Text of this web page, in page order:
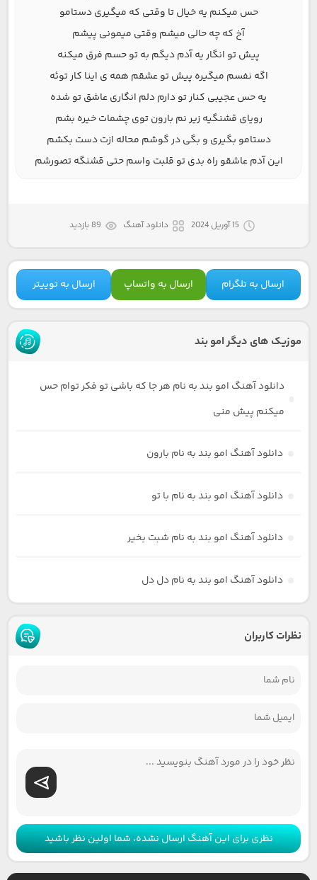
حس میکنم یه خیال تا وقتی که میگیری دستامو
آخ که چه حالی میشم وقتی میمونی پیشم
پیش تو انگار یه آدم دیگم به تو حسم فرق میکنه
اگه نفسم میگیره پیش تو عشقم همه ی اینا کار توئه
یه حس عجیبی کنار تو دارم دلم انگاری عاشق تو شده
رویای قشنگیه زیر نم بارون توی چشمات خیره بشم
دستامو بگیری و بگی در گوشم محاله ازت دست بکشم
این آدم عاشقو راه بدی تو قلبت واسم حتی قشنگه تصورشم
15 آوریل 2024 دانلود آهنگ 89 بازدید
ارسال به تلگرام ارسال به واتساپ ارسال به توییتر
موزیک های دیگر امو بند
دانلود آهنگ امو بند به نام هر جا که باشی تو فکر توام حس
میکنم پیش منی
دانلود آهنگ امو بند به نام بارون
دانلود آهنگ امو بند به نام با تو
دانلود آهنگ امو بند به نام شبت بخیر
دانلود آهنگ امو بند به نام دل دل
نظرات کاربران
نظری برای این آهنگ ارسال نشده، شما اولین نظر باشید